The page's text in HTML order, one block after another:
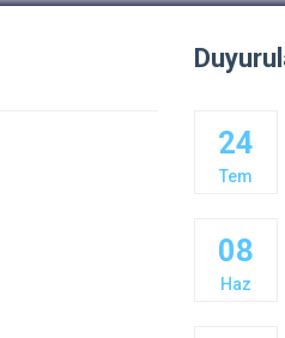
Bismil
Çınar
Çüngüş
24
Tem
08
Haz